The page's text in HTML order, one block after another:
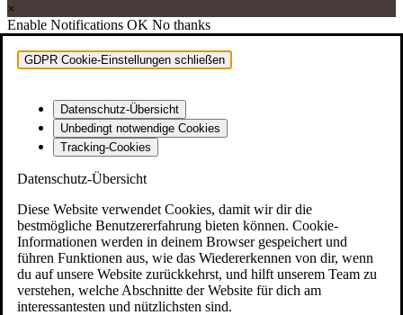
×
Enable Notifications OK No thanks
GDPR Cookie-Einstellungen schließen
Datenschutz-Übersicht
Unbedingt notwendige Cookies
Tracking-Cookies
Datenschutz-Übersicht
Diese Website verwendet Cookies, damit wir dir die
bestmögliche Benutzererfahrung bieten können. Cookie-
Informationen werden in deinem Browser gespeichert und
führen Funktionen aus, wie das Wiedererkennen von dir, wenn
du auf unsere Website zurückkehrst, und hilft unserem Team zu
verstehen, welche Abschnitte der Website für dich am
interessantesten und nützlichsten sind.
Kon­takt & Feedback
Impres­sum
Spin­Zi­ne
Jugend­li­che und jun­ge Erwachsene
Öff­nungs­zei­ten, Ange­bo­te, Pro­jek­te, Aktio­nen,
Veranstaltungen
Jugend­ge­mein­de­rat